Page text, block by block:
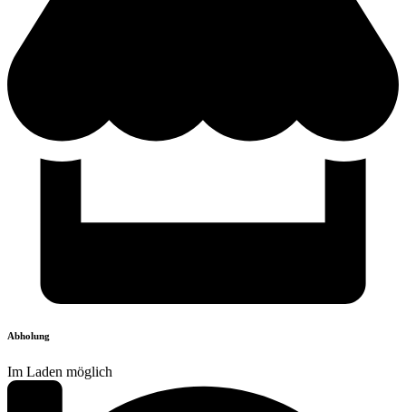
Abholung
Im Laden möglich